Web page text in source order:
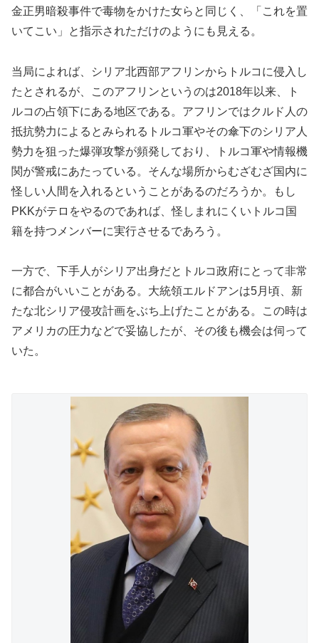
金正男暗殺事件で毒物をかけた女らと同じく、「これを置
いてこい」と指示されただけのようにも見える。
当局によれば、シリア北西部アフリンからトルコに侵入し
たとされるが、このアフリンというのは2018年以来、ト
ルコの占領下にある地区である。アフリンではクルド人の
抵抗勢力によるとみられるトルコ軍やその傘下のシリア人
勢力を狙った爆弾攻撃が頻発しており、トルコ軍や情報機
関が警戒にあたっている。そんな場所からむざむざ国内に
怪しい人間を入れるということがあるのだろうか。もし
PKKがテロをやるのであれば、怪しまれにくいトルコ国
籍を持つメンバーに実行させるであろう。
一方で、下手人がシリア出身だとトルコ政府にとって非常
に都合がいいことがある。大統領エルドアンは5月頃、新
たな北シリア侵攻計画をぶち上げたことがある。この時は
アメリカの圧力などで妥協したが、その後も機会は伺って
いた。